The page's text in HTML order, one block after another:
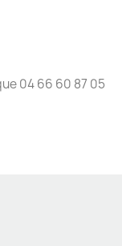
04 66 60 87 05